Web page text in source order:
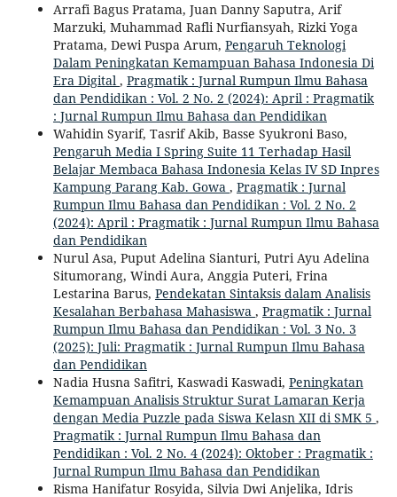
Arrafi Bagus Pratama, Juan Danny Saputra, Arif
Marzuki, Muhammad Rafli Nurfiansyah, Rizki Yoga
Pratama, Dewi Puspa Arum, Pengaruh Teknologi
Dalam Peningkatan Kemampuan Bahasa Indonesia Di
Era Digital , Pragmatik : Jurnal Rumpun Ilmu Bahasa
dan Pendidikan : Vol. 2 No. 2 (2024): April : Pragmatik
: Jurnal Rumpun Ilmu Bahasa dan Pendidikan
Wahidin Syarif, Tasrif Akib, Basse Syukroni Baso,
Pengaruh Media I Spring Suite 11 Terhadap Hasil
Belajar Membaca Bahasa Indonesia Kelas IV SD Inpres
Kampung Parang Kab. Gowa , Pragmatik : Jurnal
Rumpun Ilmu Bahasa dan Pendidikan : Vol. 2 No. 2
(2024): April : Pragmatik : Jurnal Rumpun Ilmu Bahasa
dan Pendidikan
Nurul Asa, Puput Adelina Sianturi, Putri Ayu Adelina
Situmorang, Windi Aura, Anggia Puteri, Frina
Lestarina Barus, Pendekatan Sintaksis dalam Analisis
Kesalahan Berbahasa Mahasiswa , Pragmatik : Jurnal
Rumpun Ilmu Bahasa dan Pendidikan : Vol. 3 No. 3
(2025): Juli: Pragmatik : Jurnal Rumpun Ilmu Bahasa
dan Pendidikan
Nadia Husna Safitri, Kaswadi Kaswadi, Peningkatan
Kemampuan Analisis Struktur Surat Lamaran Kerja
dengan Media Puzzle pada Siswa Kelasn XII di SMK 5 ,
Pragmatik : Jurnal Rumpun Ilmu Bahasa dan
Pendidikan : Vol. 2 No. 4 (2024): Oktober : Pragmatik :
Jurnal Rumpun Ilmu Bahasa dan Pendidikan
Risma Hanifatur Rosyida, Silvia Dwi Anjelika, Idris